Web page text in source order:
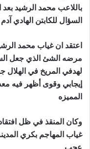
باللاعب محمد الرشيد
السؤال للكابتن الهادي
اعتقد ان غياب محمد
مرضه الشئ الذي جعل
لهدفي المريخ في الهلال
إيجابي وقوى أظهر فيه
المميزه
وكان المنقذ في ظل
غياب المهاجم بكري
عجب